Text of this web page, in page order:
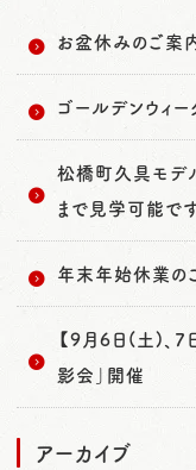
お盆休みのご案
ゴールデンウィ
松橋町久具モデ
まで見学可能です
年末年始休業の
【9月6日(土)、7
影会」開催
アーカイブ